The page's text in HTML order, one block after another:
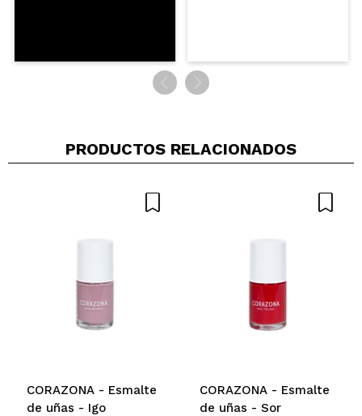
PRODUCTOS RELACIONADOS
CORAZONA - Esmalte
de uñas - Igo
CORAZONA - Esmalte
de uñas - Sor